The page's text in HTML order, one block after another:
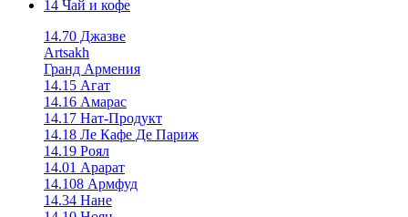
14 Чай и кофе
14.70 Джазве
Artsakh
Гранд Армения
14.15 Агат
14.16 Амарас
14.17 Нат-Продукт
14.18 Ле Кафе Де Париж
14.19 Роял
14.01 Арарат
14.108 Армфуд
14.34 Нане